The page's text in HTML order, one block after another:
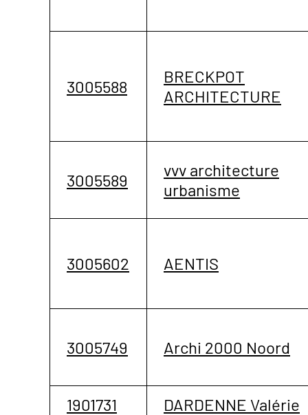
3005588
BRECKPOT
ARCHITECTURE
3005589
vvv architecture
urbanisme
3005602 AENTIS
3005749 Archi 2000 Noord
1901731 DARDENNE Valérie